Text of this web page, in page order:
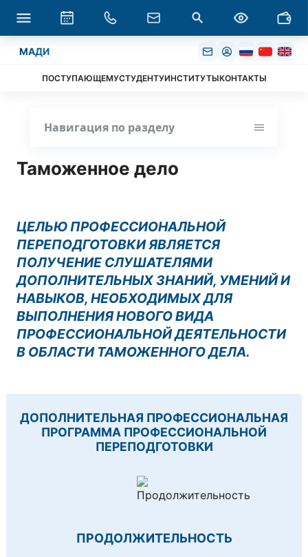
МАДИ
ПОСТУПАЮЩЕМУСТУДЕНТУИНСТИТУТЫКОНТАКТЫ
Таможенное дело
ЦЕЛЬЮ ПРОФЕССИОНАЛЬНОЙ
ПЕРЕПОДГОТОВКИ ЯВЛЯЕТСЯ
ПОЛУЧЕНИЕ СЛУШАТЕЛЯМИ
ДОПОЛНИТЕЛЬНЫХ ЗНАНИЙ, УМЕНИЙ И
НАВЫКОВ, НЕОБХОДИМЫХ ДЛЯ
ВЫПОЛНЕНИЯ НОВОГО ВИДА
ПРОФЕССИОНАЛЬНОЙ ДЕЯТЕЛЬНОСТИ
В ОБЛАСТИ ТАМОЖЕННОГО ДЕЛА.
ДОПОЛНИТЕЛЬНАЯ ПРОФЕССИОНАЛЬНАЯ
ПРОГРАММА ПРОФЕССИОНАЛЬНОЙ
ПЕРЕПОДГОТОВКИ
ПРОДОЛЖИТЕЛЬНОСТЬ
Навигация по разделу